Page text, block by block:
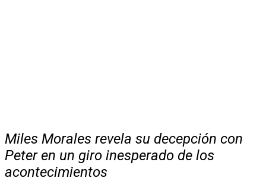
Miles Morales revela su decepción con
Peter en un giro inesperado de los
acontecimientos